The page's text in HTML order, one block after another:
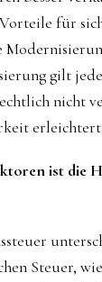
für
gilt
nicht
erleichtert.
ist die
Steuer,